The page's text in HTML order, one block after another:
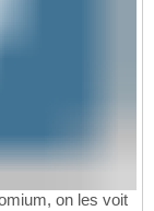
on les voit